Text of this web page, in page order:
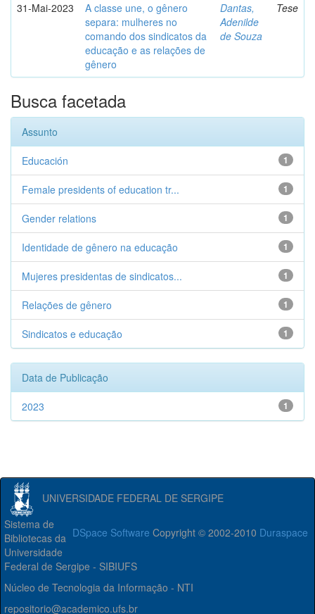
31-Mai-2023
A classe une, o gênero
separa: mulheres no
comando dos sindicatos da
educação e as relações de
gênero
Dantas,
Adenilde
de Souza
Tese
Busca facetada
Assunto
1
Educación
1
Female presidents of education tr...
1
Gender relations
1
Identidade de gênero na educação
1
Mujeres presidentas de sindicatos...
1
Relações de gênero
1
Sindicatos e educação
Data de Publicação
1
2023
UNIVERSIDADE FEDERAL DE SERGIPE
DSpace Software Copyright © 2002-2010 Duraspace
Sistema de
Bibliotecas da
Universidade
Federal de Sergipe - SIBIUFS
Núcleo de Tecnologia da Informação - NTI
repositorio@academico.ufs.br